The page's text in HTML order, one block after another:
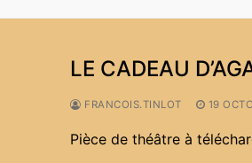
LE CADEAU
FRANCOIS.TINLOT 19
Pièce de théâtre à